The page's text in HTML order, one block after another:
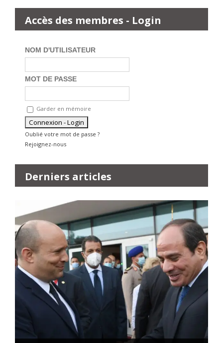
Accès des membres - Login
NOM D'UTILISATEUR
MOT DE PASSE
Garder en mémoire
Oublié votre mot de passe ?
Rejoignez-nous
Derniers articles